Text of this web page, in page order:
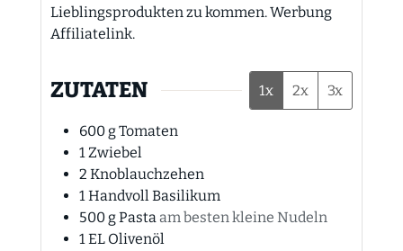
Lieblingsprodukten zu kommen. Werbung
Affiliatelink.
ZUTATEN 1x 2x 3x
600gTomaten
1 Zwiebel
2 Knoblauchzehen
1 Handvoll Basilikum
500gPasta am besten kleine Nudeln
1 EL Olivenöl